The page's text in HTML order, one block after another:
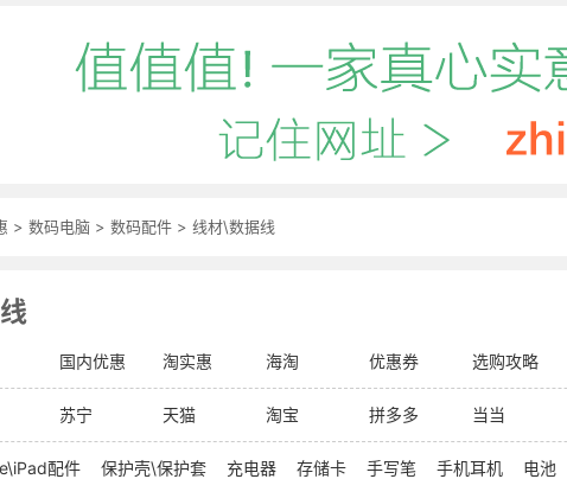
> 数码电脑 > 数码配件 > 线材\数据线
国内优惠 淘实惠 海淘 优惠券 选购攻略
苏宁 天猫 淘宝 拼多多 当当
配件 保护壳\保护套 充电器 存储卡 手写笔 手机耳机 电池